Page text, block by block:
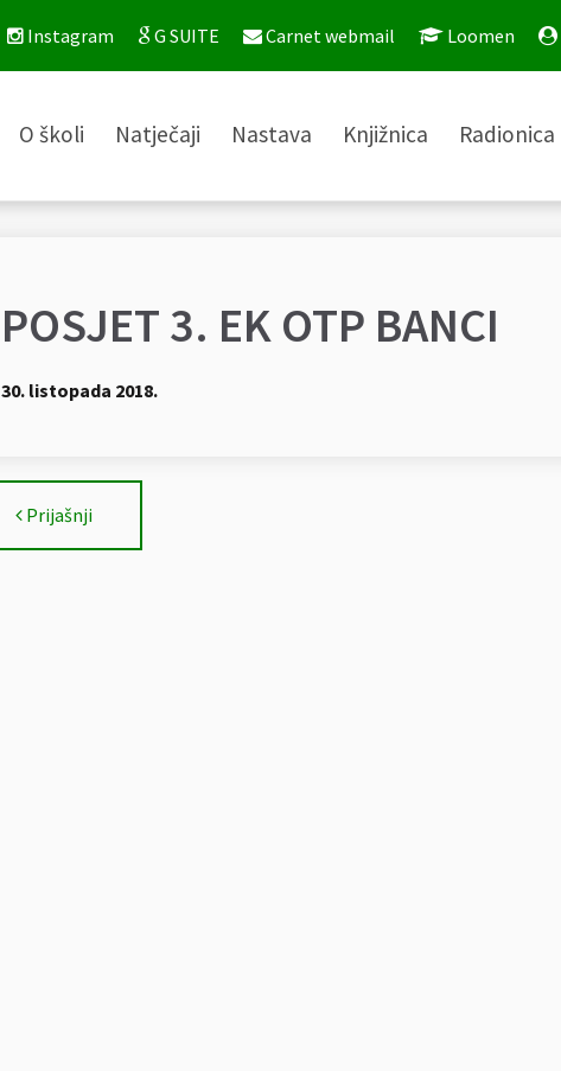
Instagram G SUITE Carnet webmail Loomen
O školi Natječaji Nastava Knjižnica Radionica
POSJET 3. EK OTP BANCI
30. listopada 2018.
Prijašnji